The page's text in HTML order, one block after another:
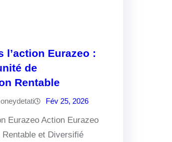
l’action Eurazeo :
de
Rentable
Fév 25, 2026
Eurazeo Action Eurazeo
et Diversifié